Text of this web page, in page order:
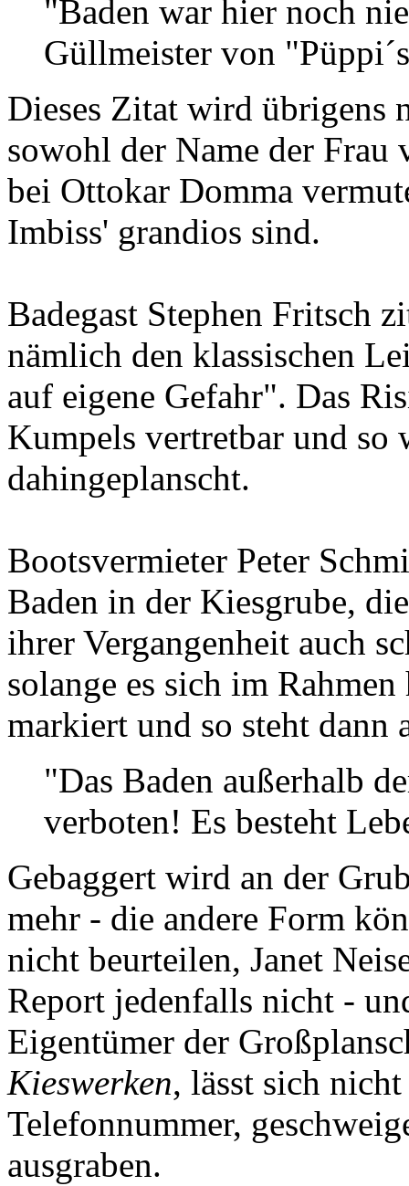
"Baden war hier noch
Güllmeister von
Dieses Zitat wird übrigens
sowohl der Name der
bei Ottokar Domma
Imbiss' grandios sind.
Badegast Stephen Fritsch
nämlich den klassischen
auf eigene Gefahr". Das
Kumpels vertretbar und so
dahingeplanscht.
Bootsvermieter Peter
Baden in der Kiesgrube,
ihrer Vergangenheit auch
solange es sich im
markiert und so steht
"Das Baden außerhalb
verboten! Es besteht
Gebaggert wird an der
mehr - die andere Form
nicht beurteilen, Janet
Report jedenfalls nicht -
Eigentümer der
Kieswerken, lässt sich
Telefonnummer,
ausgraben.